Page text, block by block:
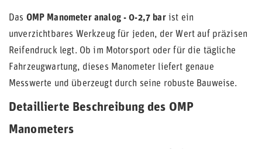
Das OMP Manometer analog - 0-2,7 barist ein
unverzichtbares Werkzeug für jeden, der Wert auf präzisen
Reifendruck legt. Ob im Motorsport oder für die tägliche
Fahrzeugwartung, dieses Manometer liefert genaue
Messwerte und überzeugt durch seine robuste Bauweise.
Detaillierte Beschreibung des OMP
Manometers